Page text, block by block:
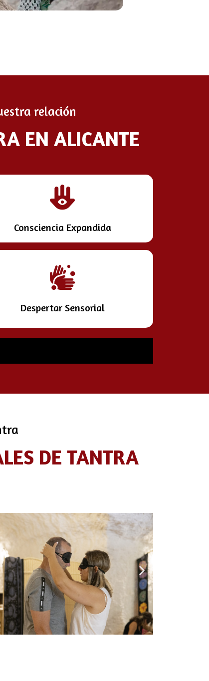
relación
EN ALICANTE
Consciencia Expandida
Despertar Sensorial
DE TANTRA